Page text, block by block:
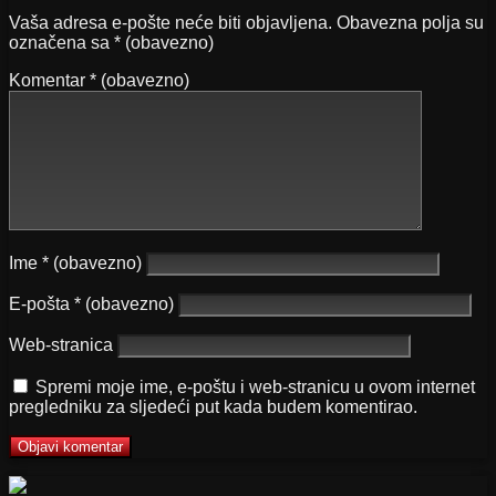
Vaša adresa e-pošte neće biti objavljena. Obavezna polja su
označena sa * (obavezno)
Komentar * (obavezno)
Ime * (obavezno)
E-pošta * (obavezno)
Web-stranica
Spremi moje ime, e-poštu i web-stranicu u ovom internet
pregledniku za sljedeći put kada budem komentirao.